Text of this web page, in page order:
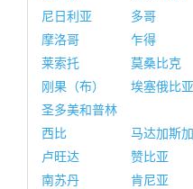
尼日利亚
多哥
摩洛哥
乍得
莱索托
莫桑比克
刚果（布）
埃塞俄比亚
圣多美和普林
西比
马达加斯加
卢旺达
赞比亚
南苏丹
肯尼亚